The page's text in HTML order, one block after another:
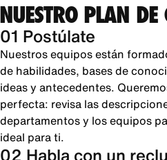
NUESTRO PLAN DE
01 Postúlate
Nuestros equipos están
de habilidades, bases de
ideas y antecedentes.
perfecta: revisa las
departamentos y los equipos
ideal para ti.